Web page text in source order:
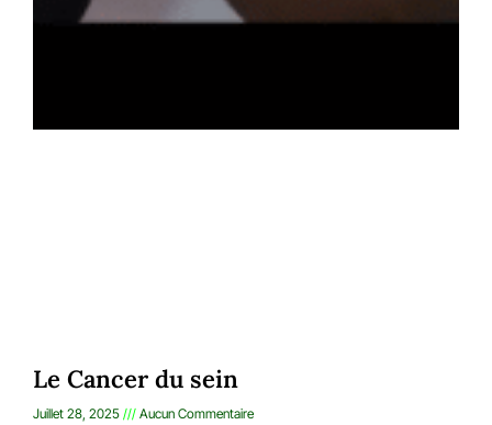
Le Cancer du sein
Juillet 28, 2025 Aucun Commentaire